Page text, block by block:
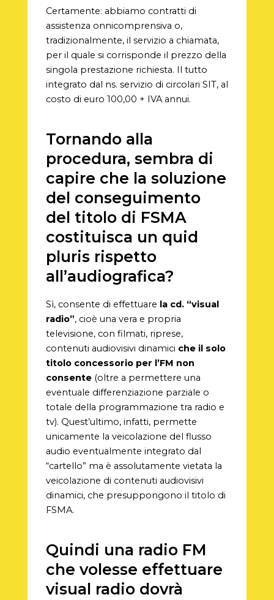
Certamente: abbiamo contratti di
assistenza onnicomprensiva o,
tradizionalmente, il servizio a chiamata,
per il quale si corrisponde il prezzo della
singola prestazione richiesta. Il tutto
integrato dal ns. servizio di circolari SIT, al
costo di euro 100,00 + IVA annui.
Tornando alla
procedura, sembra di
capire che la soluzione
del conseguimento
del titolo di FSMA
costituisca un quid
pluris rispetto
all’audiografica?
Sì, consente di effettuare la cd. “visual
radio”, cioè una vera e propria
televisione, con filmati, riprese,
contenuti audiovisivi dinamici che il solo
titolo concessorio per l’FM non
consente(oltre a permettere una
eventuale differenziazione parziale o
totale della programmazione tra radio e
tv). Quest’ultimo, infatti, permette
unicamente la veicolazione del flusso
audio eventualmente integrato dal
“cartello” ma è assolutamente vietata la
veicolazione di contenuti audiovisivi
dinamici, che presuppongono il titolo di
FSMA.
Quindi una radio FM
che volesse effettuare
visual radio dovrà